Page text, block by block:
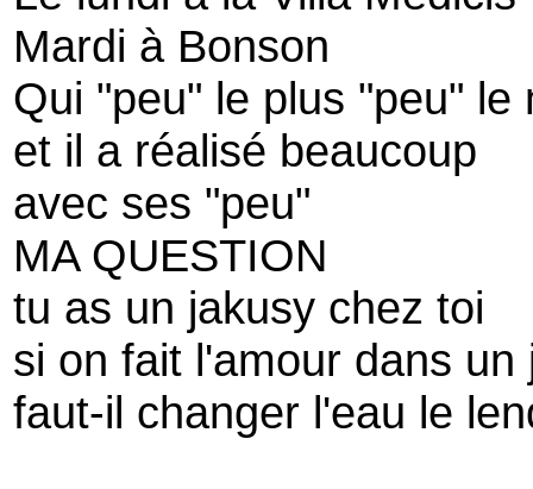
Mardi à Bonson
Qui "peu" le plus "peu" le
et il a réalisé beaucoup
avec ses "peu"
MA QUESTION
tu as un jakusy chez toi
si on fait l'amour dans un
faut-il changer l'eau le